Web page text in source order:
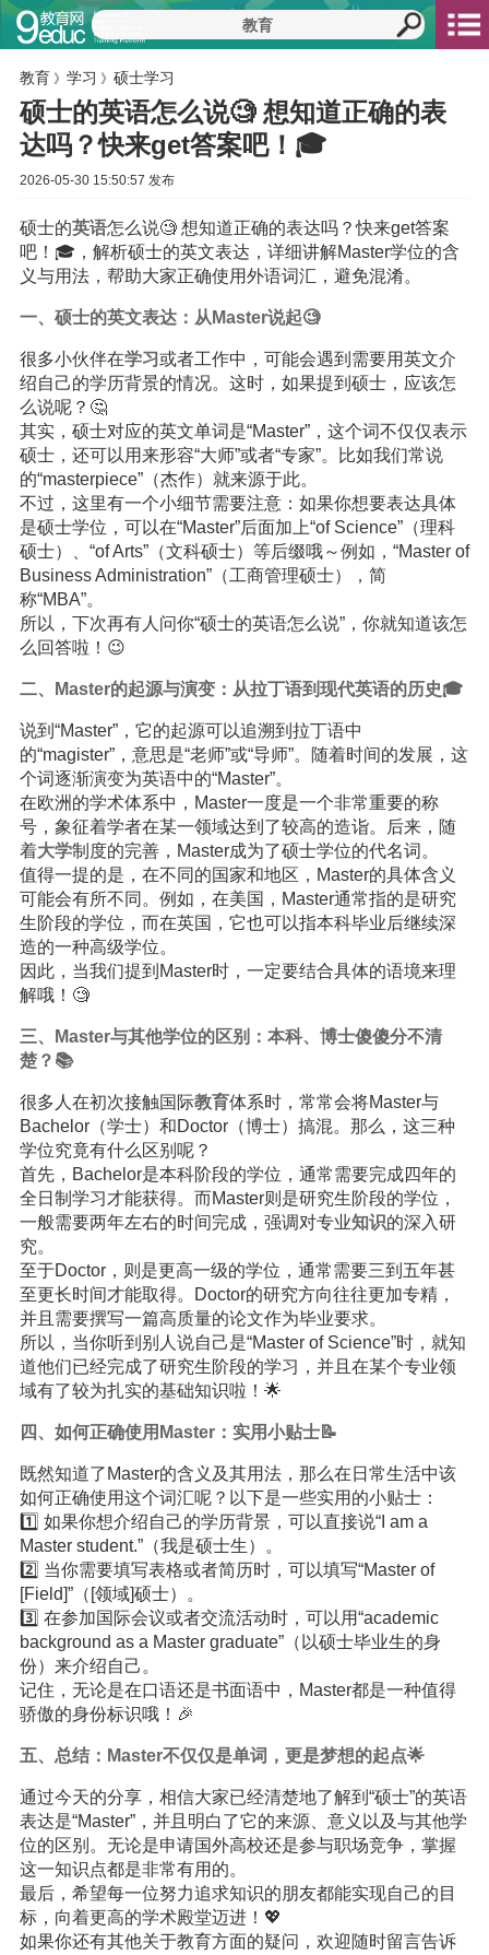
教育 》 学习 》 硕士学习
硕士的英语怎么说🧐 想知道正确的表
达吗？快来get答案吧！🎓
2026-05-30 15:50:57 发布
硕士的英语怎么说🧐 想知道正确的表达吗？快来get答案
吧！🎓，解析硕士的英文表达，详细讲解Master学位的含
义与用法，帮助大家正确使用外语词汇，避免混淆。
一、硕士的英文表达：从Master说起🧐
很多小伙伴在学习或者工作中，可能会遇到需要用英文介
绍自己的学历背景的情况。这时，如果提到硕士，应该怎
么说呢？🤔
其实，硕士对应的英文单词是“Master”，这个词不仅仅表示
硕士，还可以用来形容“大师”或者“专家”。比如我们常说
的“masterpiece”（杰作）就来源于此。
不过，这里有一个小细节需要注意：如果你想要表达具体
是硕士学位，可以在“Master”后面加上“of Science”（理科
硕士）、“of Arts”（文科硕士）等后缀哦～例如，“Master of
Business Administration”（工商管理硕士），简
称“MBA”。
所以，下次再有人问你“硕士的英语怎么说”，你就知道该怎
么回答啦！😉
二、Master的起源与演变：从拉丁语到现代英语的历史🎓
说到“Master”，它的起源可以追溯到拉丁语中
的“magister”，意思是“老师”或“导师”。随着时间的发展，这
个词逐渐演变为英语中的“Master”。
在欧洲的学术体系中，Master一度是一个非常重要的称
号，象征着学者在某一领域达到了较高的造诣。后来，随
着大学制度的完善，Master成为了硕士学位的代名词。
值得一提的是，在不同的国家和地区，Master的具体含义
可能会有所不同。例如，在美国，Master通常指的是研究
生阶段的学位，而在英国，它也可以指本科毕业后继续深
造的一种高级学位。
因此，当我们提到Master时，一定要结合具体的语境来理
解哦！🧐
三、Master与其他学位的区别：本科、博士傻傻分不清
楚？📚
很多人在初次接触国际教育体系时，常常会将Master与
Bachelor（学士）和Doctor（博士）搞混。那么，这三种
学位究竟有什么区别呢？
首先，Bachelor是本科阶段的学位，通常需要完成四年的
全日制学习才能获得。而Master则是研究生阶段的学位，
一般需要两年左右的时间完成，强调对专业知识的深入研
究。
至于Doctor，则是更高一级的学位，通常需要三到五年甚
至更长时间才能取得。Doctor的研究方向往往更加专精，
并且需要撰写一篇高质量的论文作为毕业要求。
所以，当你听到别人说自己是“Master of Science”时，就知
道他们已经完成了研究生阶段的学习，并且在某个专业领
域有了较为扎实的基础知识啦！🌟
四、如何正确使用Master：实用小贴士📝
既然知道了Master的含义及其用法，那么在日常生活中该
如何正确使用这个词汇呢？以下是一些实用的小贴士：
1️⃣ 如果你想介绍自己的学历背景，可以直接说“I am a
Master student.”（我是硕士生）。
2️⃣ 当你需要填写表格或者简历时，可以填写“Master of
[Field]”（[领域]硕士）。
3️⃣ 在参加国际会议或者交流活动时，可以用“academic
background as a Master graduate”（以硕士毕业生的身
份）来介绍自己。
记住，无论是在口语还是书面语中，Master都是一种值得
骄傲的身份标识哦！🎉
五、总结：Master不仅仅是单词，更是梦想的起点🌟
通过今天的分享，相信大家已经清楚地了解到“硕士”的英语
表达是“Master”，并且明白了它的来源、意义以及与其他学
位的区别。无论是申请国外高校还是参与职场竞争，掌握
这一知识点都是非常有用的。
最后，希望每一位努力追求知识的朋友都能实现自己的目
标，向着更高的学术殿堂迈进！💖
如果你还有其他关于教育方面的疑问，欢迎随时留言告诉